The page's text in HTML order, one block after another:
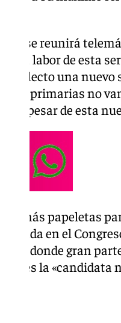
se reunirá
La labor de esta
electo una
las primarias no
a pesar de esta
más papeletas
en el
donde gran
que es la